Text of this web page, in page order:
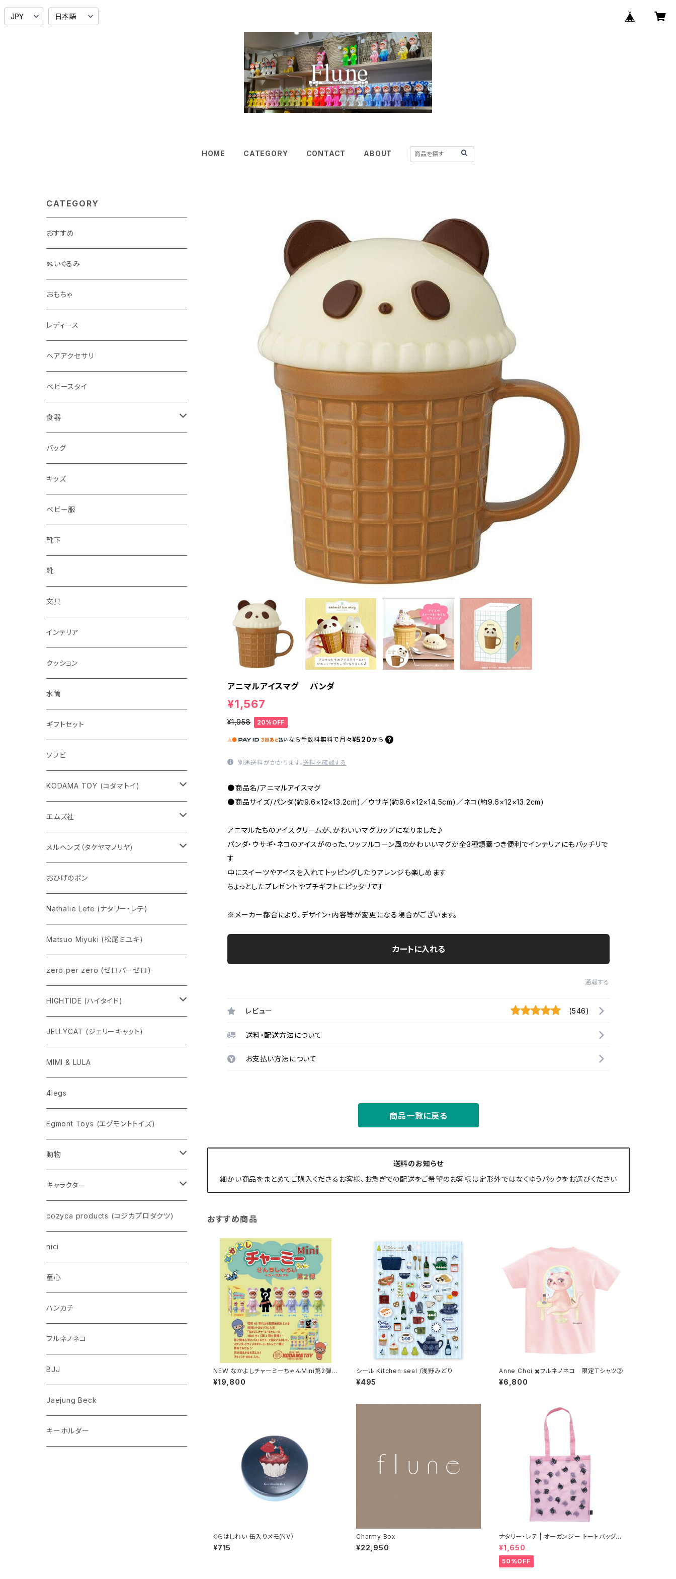
HOME CATEGORY CONTACT ABOUT
アニマルアイスマグ パンダ
¥1,567
¥1,958 20%OFF
なら 手数料無料で 月々¥520 から
別途送料がかかります。送料を確認する
●商品名/アニマルアイスマグ
●商品サイズ/パンダ(約9.6×12×13.2cm)／ウサギ(約9.6×12×14.5cm)／ネコ(約9.6×12×13.2cm)
アニマルたちのアイスクリームが、かわいいマグカップになりました♪
パンダ・ウサギ・ネコのアイスがのった、ワッフルコーン風のかわいいマグが全3種類蓋つき便利でインテリアにもバッチリで
す
中にスイーツやアイスを入れてトッピングしたりアレンジも楽しめます
ちょっとしたプレゼントやプチギフトにピッタリです
※メーカー都合により、デザイン・内容等が変更になる場合がございます。
カートに入れる
通報する
レビュー (546)
送料・配送方法について
お支払い方法について
商品一覧に戻る
送料のお知らせ
細かい商品をまとめてご購入くださるお客様、お急ぎでの配送をご希望のお客様は定形外ではなくゆうパックをお選びください
おすすめ商品
NEW なかよしチャーミーちゃんMini第2弾
（全5色＋シークレット）（ソフビ人形 フィギュ
ア）
¥19,800
シール Kitchen seal /浅野みどり
¥495
Anne Choi ✖️フルネノネコ 限定Tシャツ②
¥6,800
くらはしれい 缶入りメモ(NV）
¥715
Charmy Box
¥22,950
ナタリー・レテ | オーガンジー トートバッグ ブ
ラックキャット | Organdy Tote bag Black
cat
¥1,650
50%OFF
CATEGORY
おすすめ
ぬいぐるみ
おもちゃ
レディース
ヘアアクセサリ
ベビースタイ
食器
水筒
水筒
バッグ
キッズ
ベビー服
靴下
靴
文具
インテリア
クッション
水筒
ギフトセット
ソフビ
KODAMA TOY (コダマトイ)
チャーミーちゃん
五型動物
Eddie パンダ
エムズ社
デコちゃん
クマちゃん
メルヘンズ（タケヤマノリヤ)
ケロペチーノ
おひげのポン
Nathalie Lete (ナタリー・レテ)
Matsuo Miyuki (松尾ミユキ)
zero per zero (ゼロパーゼロ)
HIGHTIDE (ハイタイド)
ニューレトロ
penco
nahe
pppppins（ピーーーーンズ）
JELLYCAT (ジェリーキャット)
MIMI & LULA
4legs
Egmont Toys (エグモントトイズ)
動物
ネコ
イヌ
トイプードル
柴犬
ポメラニアン
コーギー
ウザギ
パンダ
リス
クマ
ゾウ
トリ
キャラクター
スヌーピー
モンチッチ
ムーミン
ちいかわ
ミッフィー
Richard Scarry (リチャード・スキャリー)
おぱんちゅうさぎ/んぽちゃむ
cozyca products (コジカプロダクツ)
nici
童心
ハンカチ
フルネノネコ
BJJ
Jaejung Beck
キーホルダー